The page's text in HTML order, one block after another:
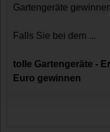
Gartengeräte
Falls Sie bei dem ...
tolle Gartengeräte -
Euro gewinnen